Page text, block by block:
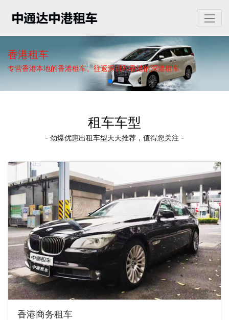
香港租车
专营香港本地的香港租车、往返深圳和香港的深港租车
租车车型
- 劲爆优惠出租车型天天推荐，值得您关注 -
香港商务租车